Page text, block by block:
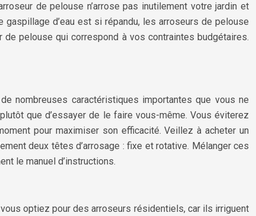
de pelouse n’arrose pas inutilement votre jardin et
gaspillage d’eau est si répandu, les arroseurs de pelouse
pelouse qui correspond à vos contraintes budgétaires.
nombreuses caractéristiques importantes que vous ne
que d’essayer de le faire vous-même. Vous éviterez
pour maximiser son efficacité. Veillez à acheter un
deux têtes d’arrosage : fixe et rotative. Mélanger ces
le manuel d’instructions.
optiez pour des arroseurs résidentiels, car ils irriguent